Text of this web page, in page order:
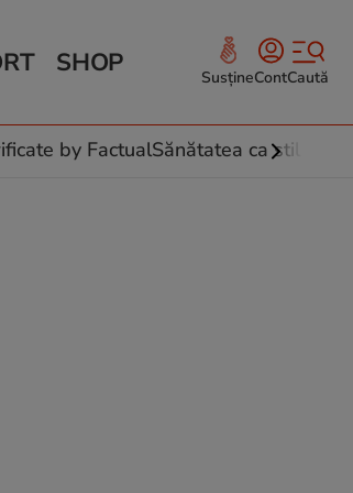
SHOP SusțineContCaută
by FactualSănătatea ca stil de